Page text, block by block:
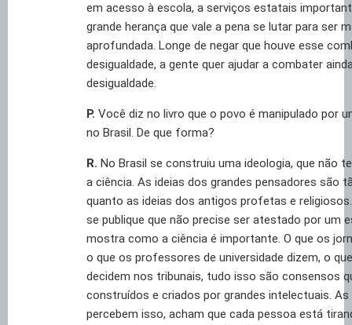
em acesso à escola, a serviços estatais
grande herança que vale a pena se lutar para ser
aprofundada. Longe de negar que houve esse
desigualdade, a gente quer ajudar a combater
desigualdade.
P. Você diz no livro que o povo é manipulado por
no Brasil. De que forma?
R. No Brasil se construiu uma ideologia, que não
a ciência. As ideias dos grandes pensadores são
quanto as ideias dos antigos profetas e
se publique que não precise ser atestado por um
mostra como a ciência é importante. O que os
o que os professores de universidade dizem, o
decidem nos tribunais, tudo isso são consensos
construídos e criados por grandes intelectuais.
percebem isso, acham que cada pessoa está